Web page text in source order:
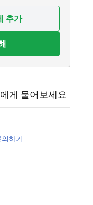
추가
게 물어보세요
의하기